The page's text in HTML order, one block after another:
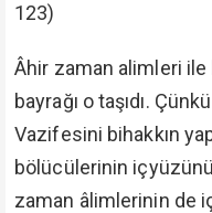
123)
Âhir zaman alimleri ile
bayrağı o taşıdı.
Vazifesini bihakkın
bölücülerinin
zaman âlimlerinin de